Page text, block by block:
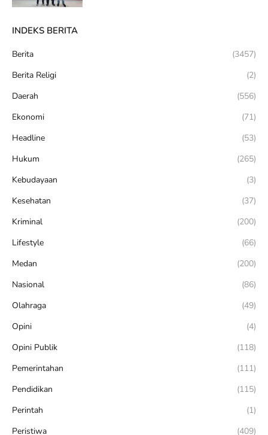
INDEKS BERITA
Berita
(3457)
Berita Religi
(2)
Daerah
(556)
Ekonomi
(71)
Headline
(53)
Hukum
(265)
Kebudayaan
(3)
Kesehatan
(37)
Kriminal
(200)
Lifestyle
(66)
Medan
(200)
Nasional
(86)
Olahraga
(49)
Opini
(4)
Opini Publik
(118)
Pemerintahan
(111)
Pendidikan
(115)
Perintah
(1)
Peristiwa
(409)